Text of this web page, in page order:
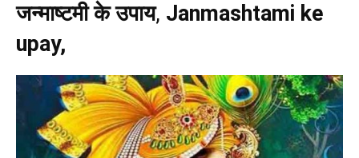
जन्माष्टमी के उपाय, Janmashtami ke
upay,